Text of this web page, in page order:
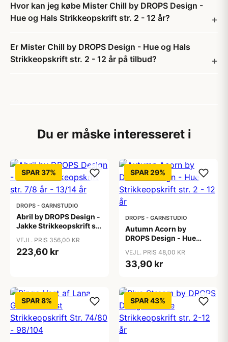
Hvor kan jeg købe Mister Chill by DROPS Design -
Hue og Hals Strikkeopskrift str. 2 - 12 år?
Er Mister Chill by DROPS Design - Hue og Hals
Strikkeopskrift str. 2 - 12 år på tilbud?
Du er måske interesseret i
SPAR 37%
DROPS - GARNSTUDIO
Abril by DROPS Design -
Jakke Strikkeopskrift str.
VEJL. PRIS 356,00 KR
223,60 kr
SPAR 29%
DROPS - GARNSTUDIO
Autumn Acorn by
DROPS Design - Hue
år
VEJL. PRIS 48,00 KR
33,90 kr
SPAR 8% SPAR 43%